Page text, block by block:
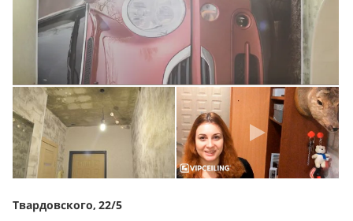
Твардовского, 22/5